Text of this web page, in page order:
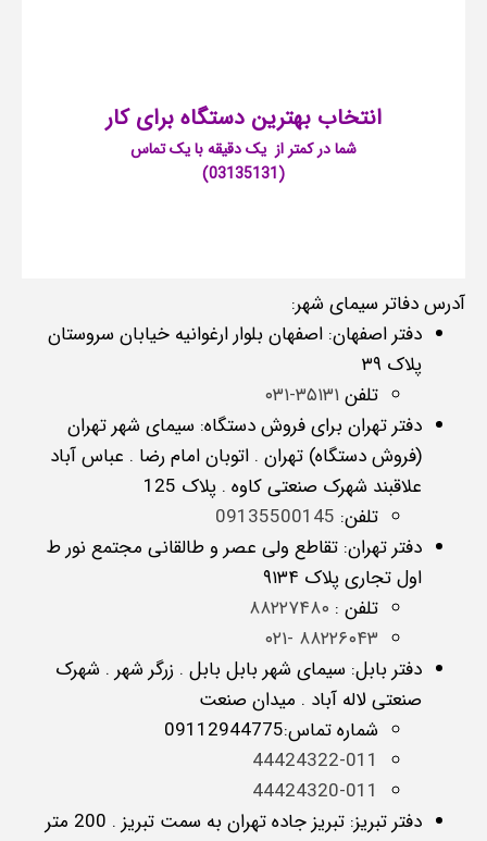
انتخاب بهترین دستگاه برایکار
شما در کمتر از یک دقیقه با یک تماس
(03135131)
آدرس دفاتر سیمای شهر:
دفتر اصفهان: اصفهان بلوار ارغوانیه خیابان سروستان
پلاک ۳۹
تلفن۳۵۱۳۱-۰۳۱
دفتر تهران برای فروش دستگاه: سیمای شهر تهران
(فروش دستگاه) تهران . اتوبان امام رضا . عباس آباد
علاقبند شهرک صنعتی کاوه . پلاک 125
تلفن: 09135500145
دفتر تهران: تقاطع ولی عصر و طالقانی مجتمع نور ط
اول تجاری پلاک ۹۱۳۴
تلفن : ۸۸۲۲۷۴۸۰
۸۸۲۲۶۰۴۳ -۰۲۱
دفتر بابل: سیمای شهر بابل بابل . زرگر شهر . شهرک
صنعتی لاله آباد . میدان صنعت
شماره تماس:09112944775
44424322-011
44424320-011
دفتر تبریز: تبریز جاده تهران به سمت تبریز . 200 متر